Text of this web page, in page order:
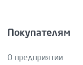
Покупателям
О предприятии